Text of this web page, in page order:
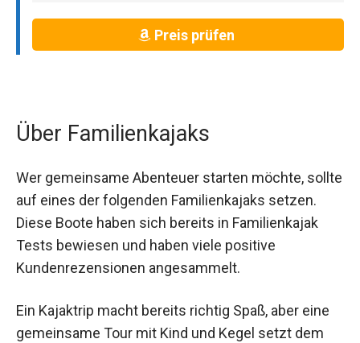
Preis prüfen
Über Familienkajaks
Wer gemeinsame Abenteuer starten möchte, sollte
auf eines der folgenden Familienkajaks setzen.
Diese Boote haben sich bereits in Familienkajak
Tests bewiesen und haben viele positive
Kundenrezensionen angesammelt.
Ein Kajaktrip macht bereits richtig Spaß, aber eine
gemeinsame Tour mit Kind und Kegel setzt dem